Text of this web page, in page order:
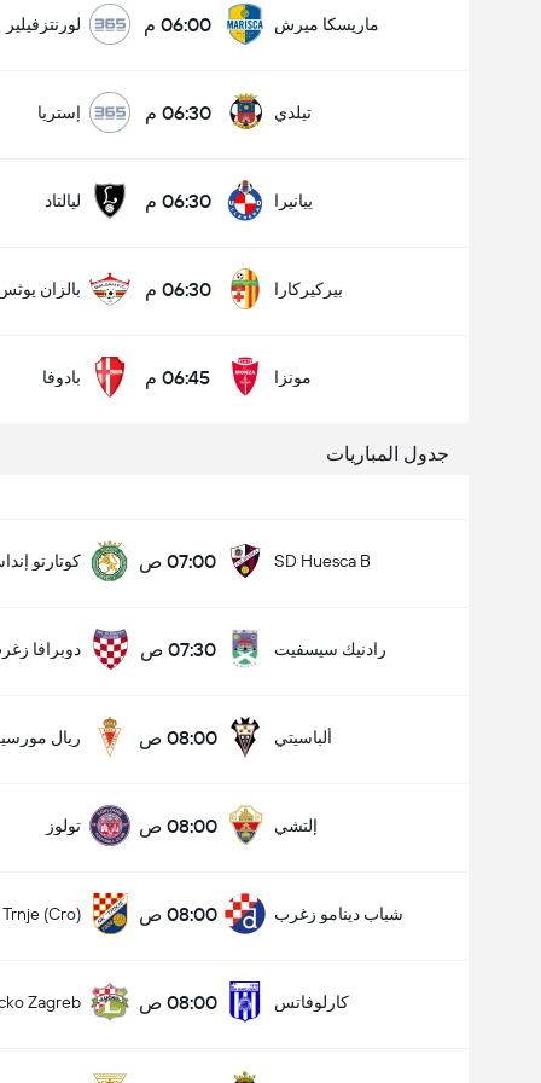
ماريسكا ميرش 06:00 م لورنتزفيلير
تيلدي 06:30 م إستريا
ييانيرا 06:30 م ليالتاد
بيركيركارا 06:30 م بالزان
مونزا 06:45 م بادوفا
جدول المباريات
SD Huesca B 07:00 ص كوتارتو
رادنيك سيسفيت 07:30 ص دوبرافا
ألباسيتي 08:00 ص ريال
إلتشي 08:00 ص تولوز
شباب دينامو زغرب 08:00 ص Trnje (Cro)
كارلوفاتس 08:00 ص Zagreb